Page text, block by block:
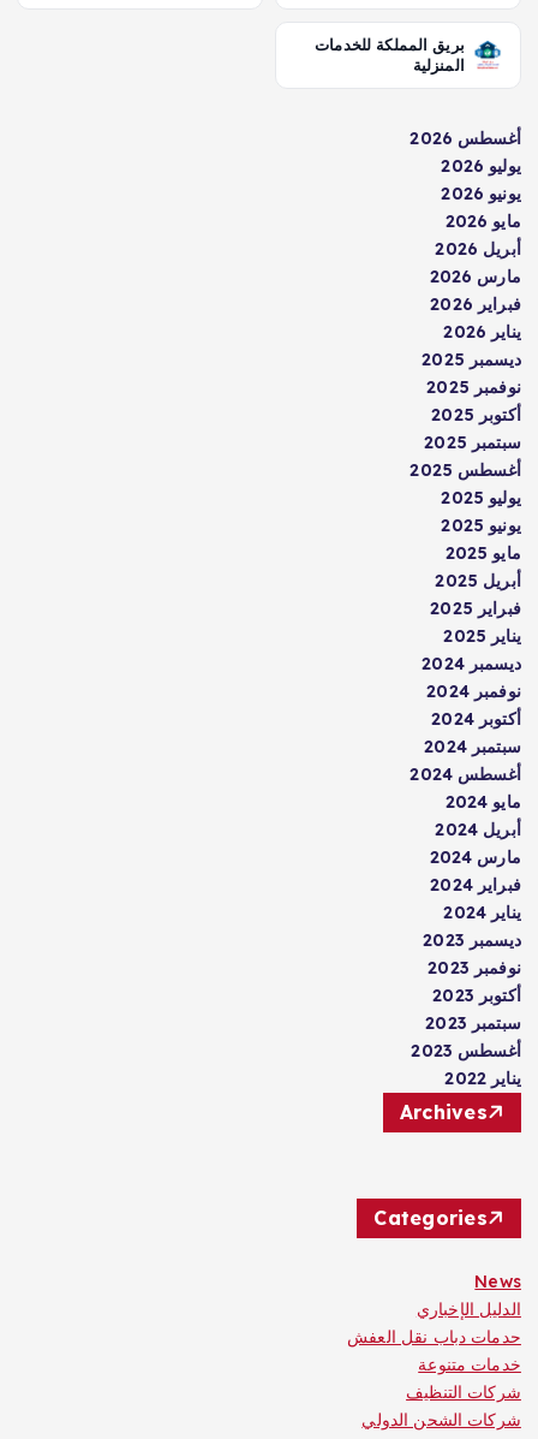
بريق المملكة للخدمات
المنزلية
أغسطس 2026
يوليو 2026
يونيو 2026
مايو 2026
أبريل 2026
مارس 2026
فبراير 2026
يناير 2026
ديسمبر 2025
نوفمبر 2025
أكتوبر 2025
سبتمبر 2025
أغسطس 2025
يوليو 2025
يونيو 2025
مايو 2025
أبريل 2025
فبراير 2025
يناير 2025
ديسمبر 2024
نوفمبر 2024
أكتوبر 2024
سبتمبر 2024
أغسطس 2024
مايو 2024
أبريل 2024
مارس 2024
فبراير 2024
يناير 2024
ديسمبر 2023
نوفمبر 2023
أكتوبر 2023
سبتمبر 2023
أغسطس 2023
يناير 2022
Archives
Categories
News
الدليل الإخباري
حدمات دباب نقل العفش
خدمات متنوعة
شركات التنظيف
شركات الشحن الدولي